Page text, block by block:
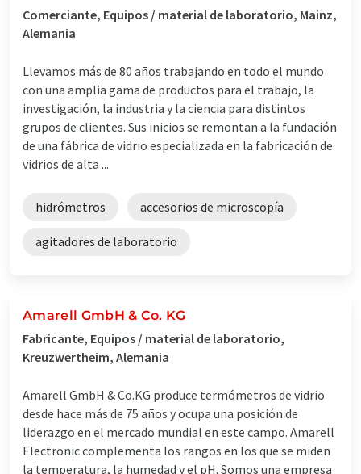
Comerciante, Equipos / material de laboratorio, Mainz,
Alemania
Llevamos más de 80 años trabajando en todo el mundo
con una amplia gama de productos para el trabajo, la
investigación, la industria y la ciencia para distintos
grupos de clientes. Sus inicios se remontan a la fundación
de una fábrica de vidrio especializada en la fabricación de
vidrios de alta ...
hidrómetros accesorios de microscopía
agitadores de laboratorio
Amarell GmbH & Co. KG
Fabricante, Equipos / material de laboratorio,
Kreuzwertheim, Alemania
Amarell GmbH & Co.KG produce termómetros de vidrio
desde hace más de 75 años y ocupa una posición de
liderazgo en el mercado mundial en este campo. Amarell
Electronic complementa los rangos en los que se miden
la temperatura, la humedad y el pH. Somos una empresa